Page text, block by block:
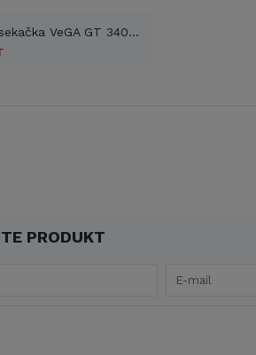
Elektrická sekačka VeGA GT 3403 (PDF)
PRODUKT